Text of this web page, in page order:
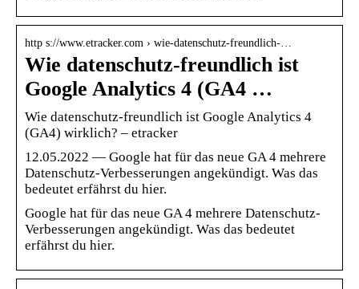
http s://www.etracker.com › wie-datenschutz-freundlich-…
Wie datenschutz-freundlich ist
Google Analytics 4 (GA4 …
Wie datenschutz-freundlich ist Google Analytics 4
(GA4) wirklich? – etracker
12.05.2022 — Google hat für das neue GA 4 mehrere
Datenschutz-Verbesserungen angekündigt. Was das
bedeutet erfährst du hier.
Google hat für das neue GA 4 mehrere Datenschutz-
Verbesserungen angekündigt. Was das bedeutet
erfährst du hier.